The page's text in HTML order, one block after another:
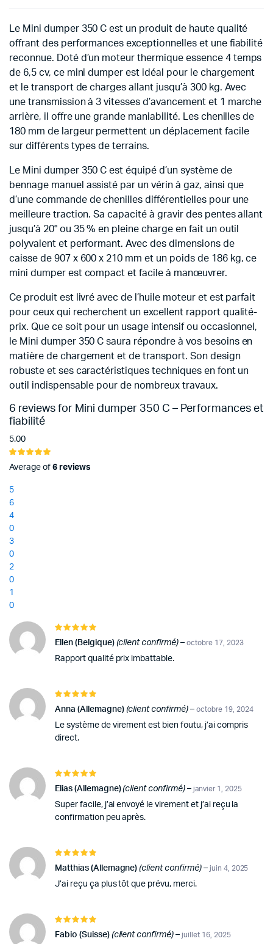
Le Mini dumper 350 C est un produit de haute qualité
offrant des performances exceptionnelles et une fiabilité
reconnue. Doté d’un moteur thermique essence 4 temps
de 6,5 cv, ce mini dumper est idéal pour le chargement
et le transport de charges allant jusqu’à 300 kg. Avec
une transmission à 3 vitesses d’avancement et 1 marche
arrière, il offre une grande maniabilité. Les chenilles de
180 mm de largeur permettent un déplacement facile
sur différents types de terrains.
Le Mini dumper 350 C est équipé d’un système de
bennage manuel assisté par un vérin à gaz, ainsi que
d’une commande de chenilles différentielles pour une
meilleure traction. Sa capacité à gravir des pentes allant
jusqu’à 20° ou 35 % en pleine charge en fait un outil
polyvalent et performant. Avec des dimensions de
caisse de 907 x 600 x 210 mm et un poids de 186 kg, ce
mini dumper est compact et facile à manœuvrer.
Ce produit est livré avec de l’huile moteur et est parfait
pour ceux qui recherchent un excellent rapport qualité-
prix. Que ce soit pour un usage intensif ou occasionnel,
le Mini dumper 350 C saura répondre à vos besoins en
matière de chargement et de transport. Son design
robuste et ses caractéristiques techniques en font un
outil indispensable pour de nombreux travaux.
6 reviews for Mini dumper 350 C – Performances et
fiabilité
5.00
5.00sur 5
notations
client
Average of 6 reviews
5
6
4
0
3
0
2
0
1
0
5sur 5
Ellen (Belgique) (client confirmé) – octobre 17, 2023
Rapport qualité prix imbattable.
5 sur 5
Anna (Allemagne) (client confirmé) – octobre 19, 2024
Le système de virement est bien foutu, j’ai compris
direct.
5sur 5
Elias (Allemagne)(client confirmé) – janvier 1, 2025
Super facile, j’ai envoyé le virement et j’ai reçu la
confirmation peu après.
5sur 5
Matthias (Allemagne)(client confirmé) – juin 4, 2025
J’ai reçu ça plus tôt que prévu, merci.
5sur 5
Fabio (Suisse) (client confirmé) – juillet 16, 2025